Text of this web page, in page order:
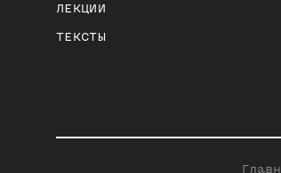
ЛЕКЦИИ
ТЕКСТЫ